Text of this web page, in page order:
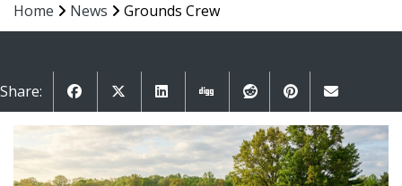
Home News Grounds Crew
Share: